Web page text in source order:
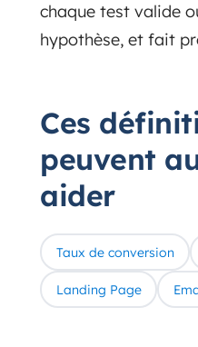
chaque test valide
hypothèse, et fait
Ces
peuvent
aider
Taux de conversion
Landing Page